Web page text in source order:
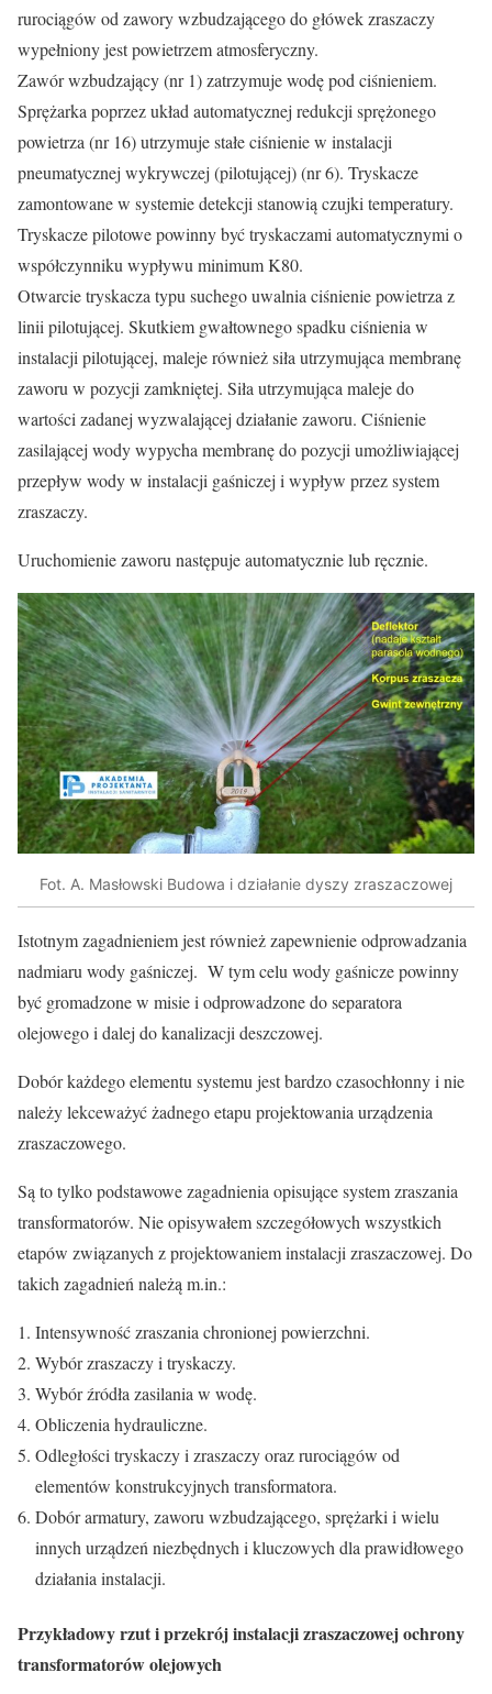
rurociągów od zawory wzbudzającego do główek zraszaczy
wypełniony jest powietrzem atmosferyczny.
Zawór wzbudzający (nr 1) zatrzymuje wodę pod ciśnieniem.
Sprężarka poprzez układ automatycznej redukcji sprężonego
powietrza (nr 16) utrzymuje stałe ciśnienie w instalacji
pneumatycznej wykrywczej (pilotującej) (nr 6). Tryskacze
zamontowane w systemie detekcji stanowią czujki temperatury.
Tryskacze pilotowe powinny być tryskaczami automatycznymi o
współczynniku wypływu minimum K80.
Otwarcie tryskacza typu suchego uwalnia ciśnienie powietrza z
linii pilotującej. Skutkiem gwałtownego spadku ciśnienia w
instalacji pilotującej, maleje również siła utrzymująca membranę
zaworu w pozycji zamkniętej. Siła utrzymująca maleje do
wartości zadanej wyzwalającej działanie zaworu. Ciśnienie
zasilającej wody wypycha membranę do pozycji umożliwiającej
przepływ wody w instalacji gaśniczej i wypływ przez system
zraszaczy.
Uruchomienie zaworu następuje automatycznie lub ręcznie.
Fot. A. Masłowski Budowa i działanie dyszy zraszaczowej
Istotnym zagadnieniem jest również zapewnienie odprowadzania
nadmiaru wody gaśniczej. W tym celu wody gaśnicze powinny
być gromadzone w misie i odprowadzone do separatora
olejowego i dalej do kanalizacji deszczowej.
Dobór każdego elementu systemu jest bardzo czasochłonny i nie
należy lekceważyć żadnego etapu projektowania urządzenia
zraszaczowego.
Są to tylko podstawowe zagadnienia opisujące system zraszania
transformatorów. Nie opisywałem szczegółowych wszystkich
etapów związanych z projektowaniem instalacji zraszaczowej. Do
takich zagadnień należą m.in.:
Intensywność zraszania chronionej powierzchni.
Wybór zraszaczy i tryskaczy.
Wybór źródła zasilania w wodę.
Obliczenia hydrauliczne.
Odległości tryskaczy i zraszaczy oraz rurociągów od
elementów konstrukcyjnych transformatora.
Dobór armatury, zaworu wzbudzającego, sprężarki i wielu
innych urządzeń niezbędnych i kluczowych dla prawidłowego
działania instalacji.
Przykładowy rzut i przekrój instalacji zraszaczowej ochrony
transformatorów olejowych